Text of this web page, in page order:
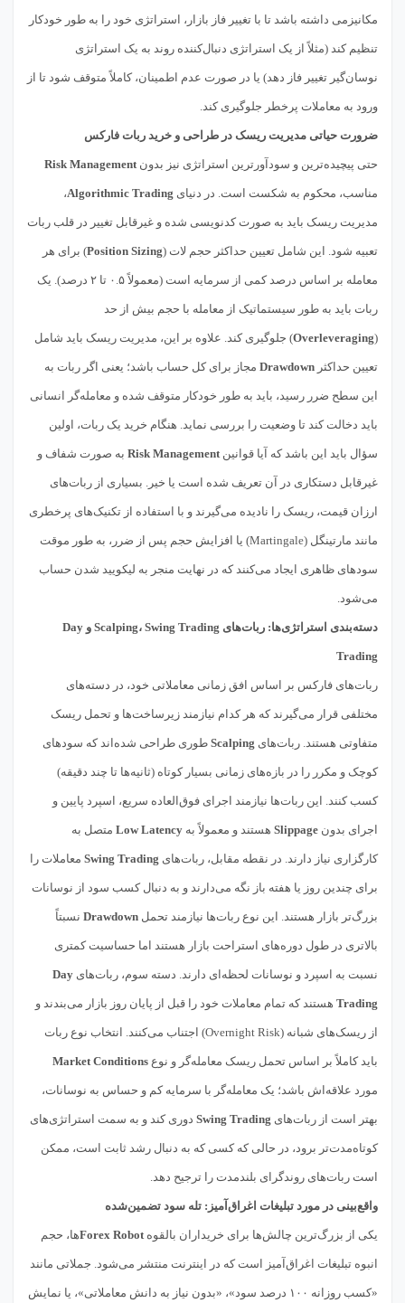
مکانیزمی داشته باشد تا با تغییر فاز بازار، استراتژی خود را به طور خودکار
تنظیم کند (مثلاً از یک استراتژی دنبال‌کننده روند به یک استراتژی
نوسان‌گیر تغییر فاز دهد) یا در صورت عدم اطمینان، کاملاً متوقف شود تا از
ورود به معاملات پرخطر جلوگیری کند.
ضرورت حیاتی مدیریت ریسک در طراحی و خرید ربات فارکس
حتی پیچیده‌ترین و سودآورترین استراتژی نیز بدونRisk Management
مناسب، محکوم به شکست است. در دنیای Algorithmic Trading،
مدیریت ریسک باید به صورت کدنویسی شده و غیرقابل تغییر در قلب ربات
تعبیه شود. این شامل تعیین حداکثر حجم لات (Position Sizing) برای هر
معامله بر اساس درصد کمی از سرمایه است (معمولاً ۰.۵ تا ۲ درصد). یک
ربات باید به طور سیستماتیک از معامله با حجم بیش از حد
(
Overleveraging) جلوگیری کند. علاوه بر این، مدیریت ریسک باید شامل
تعیین حداکثر Drawdown مجاز برای کل حساب باشد؛ یعنی اگر ربات به
این سطح ضرر رسید، باید به طور خودکار متوقف شده و معامله‌گر انسانی
باید دخالت کند تا وضعیت را بررسی نماید. هنگام خرید یک ربات، اولین
سؤال باید این باشد که آیا قوانینRisk Management به صورت شفاف و
غیرقابل دستکاری در آن تعریف شده است یا خیر. بسیاری از ربات‌های
ارزان قیمت، ریسک را نادیده می‌گیرند و با استفاده از تکنیک‌های پرخطری
مانند مارتینگل (Martingale) یا افزایش حجم پس از ضرر، به طور موقت
سودهای ظاهری ایجاد می‌کنند که در نهایت منجر به لیکویید شدن حساب
می‌شود.
دسته‌بندی استراتژی‌ها: ربات‌های Scalping، Swing Trading و Day
Trading
ربات‌های فارکس بر اساس افق زمانی معاملاتی خود، در دسته‌های
مختلفی قرار می‌گیرند که هر کدام نیازمند زیرساخت‌ها و تحمل ریسک
متفاوتی هستند. ربات‌های Scalping طوری طراحی شده‌اند که سودهای
کوچک و مکرر را در بازه‌های زمانی بسیار کوتاه (ثانیه‌ها تا چند دقیقه)
کسب کنند. این ربات‌ها نیازمند اجرای فوق‌العاده سریع، اسپرد پایین و
اجرای بدون Slippage هستند و معمولاً به Low Latency متصل به
کارگزاری نیاز دارند. در نقطه مقابل، ربات‌های Swing Trading معاملات را
برای چندین روز یا هفته باز نگه می‌دارند و به دنبال کسب سود از نوسانات
بزرگ‌تر بازار هستند. این نوع ربات‌ها نیازمند تحمل Drawdown نسبتاً
بالاتری در طول دوره‌های استراحت بازار هستند اما حساسیت کمتری
نسبت به اسپرد و نوسانات لحظه‌ای دارند. دسته سوم، ربات‌های Day
Trading هستند که تمام معاملات خود را قبل از پایان روز بازار می‌بندند و
از ریسک‌های شبانه (Overnight Risk) اجتناب می‌کنند. انتخاب نوع ربات
باید کاملاً بر اساس تحمل ریسک معامله‌گر و نوع Market Conditions
مورد علاقه‌اش باشد؛ یک معامله‌گر با سرمایه کم و حساس به نوسانات،
بهتر است از ربات‌های Swing Trading دوری کند و به سمت استراتژی‌های
کوتاه‌مدت‌تر برود، در حالی که کسی که به دنبال رشد ثابت است، ممکن
است ربات‌های روندگرای بلندمدت را ترجیح دهد.
واقع‌بینی در مورد تبلیغات اغراق‌آمیز: تله سود تضمین‌شده
یکی از بزرگ‌ترین چالش‌ها برای خریداران بالقوهForex Robotها، حجم
انبوه تبلیغات اغراق‌آمیز است که در اینترنت منتشر می‌شود. جملاتی مانند
«کسب روزانه ۱۰۰ درصد سود»، «بدون نیاز به دانش معاملاتی»، یا نمایش